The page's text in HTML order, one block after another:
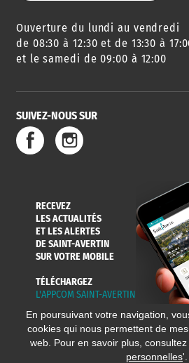
Ouverture du lundi au vendredi
de 08:30 à 12:30 et de 13:30 à
et le samedi de 09:00 à 12:00
SUIVEZ-NOUS SUR
RECEVEZ
LES ACTUALITÉS
ET LES ALERTES
DE SAINT-AVERTIN
SUR VOTRE MOBILE
TÉLÉCHARGEZ
L'APPCOM SAINT-AVERTIN
En poursuivant votre navigation,
cookies qui nous permettent de
web. Pour en savoir plus,
personnelles'.